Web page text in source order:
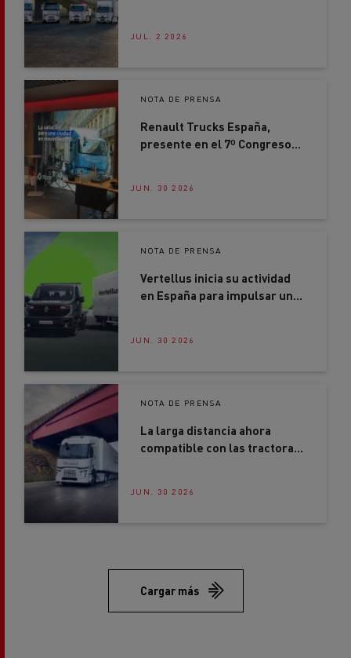
descarbonización del
JUL. 2 2026
NOTA DE PRENSA
Renault Trucks España,
presente en el 7º Congreso
JUN. 30 2026
NOTA DE PRENSA
Vertellus inicia su actividad
en España para impulsar una
JUN. 30 2026
NOTA DE PRENSA
La larga distancia ahora
compatible con las tractoras
JUN. 30 2026
Cargar más